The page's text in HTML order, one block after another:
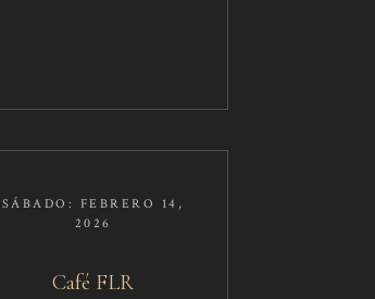
SÁBADO: FEBRERO 14,
2026
Café FLR